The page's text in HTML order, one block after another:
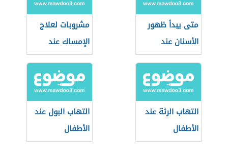
متى يبدأ ظهور
الأسنان عند
الطفل
مشروبات لعلاج
الإمساك عند
الأطفال
التهاب الرئة عند
الأطفال
التهاب البول عند
الأطفال